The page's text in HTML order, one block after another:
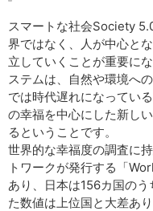
スマートな社会Society
界ではなく、人が中心と
立していくことが重要に
ステムは、自然や環境へ
では時代遅れになってい
の幸福を中心にした新し
るということです。
世界的な幸福度の調査に
トワークが発行する「
あり、日本は156カ国の
た数値は上位国と大差あ